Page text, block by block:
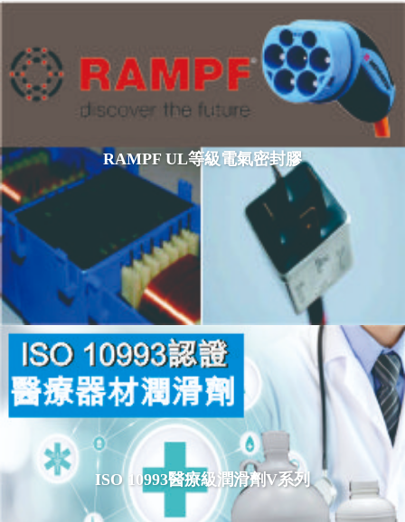
RAMPF UL等級電氣密封膠
ISO 10993醫療級潤滑劑V系列